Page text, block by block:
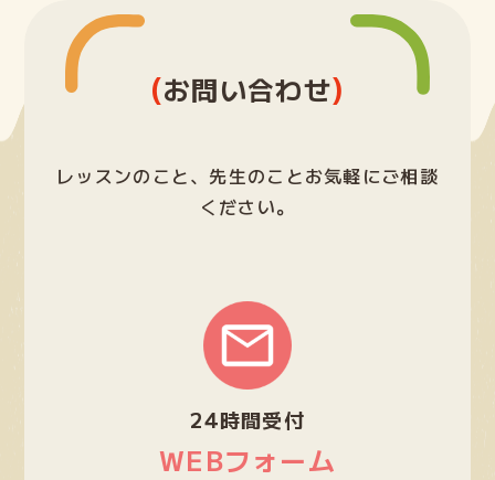
(お問い合わせ)
レッスンのこと、先生のことお気軽にご相談
ください。
24時間受付
WEBフォーム